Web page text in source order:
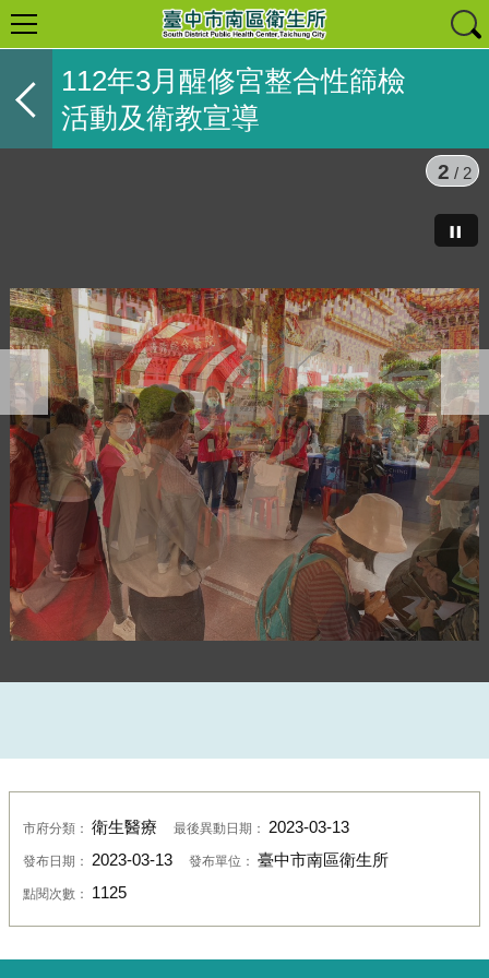
112年3月醒修宮整合性篩檢
活動及衛教宣導
2 / 2
市府分類： 衛生醫療 最後異動日期： 2023-03-13
發布日期： 2023-03-13 發布單位： 臺中市南區衛生所
點閱次數： 1125